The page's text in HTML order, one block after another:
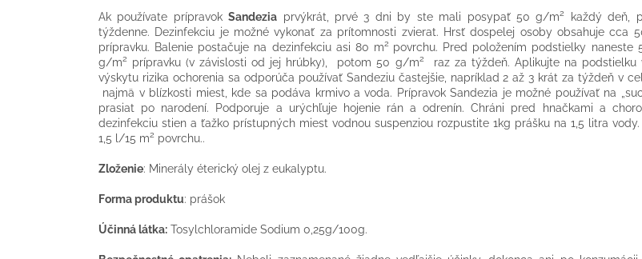
Ak používate prípravokSandezia prvýkrát, prvé 3 dni by ste mali posypať 50 g/m2
každý deň,
týždenne. Dezinfekciu je možné vykonať za prítomnosti zvierat. Hrsť dospelej osoby obsahuje cca
prípravku. Balenie postačuje na dezinfekciu asi 80 m2 povrchu. Pred položením podstielky naneste
g/m2 prípravku (v závislosti od jej hrúbky), potom 50 g/m2raz za týždeň. Aplikujte na podstielku
výskytu rizika ochorenia sa odporúča používať Sandeziu častejšie, napríklad 2 až 3 krát za týždeň v
najmä v blízkosti miest, kde sa podáva krmivo a voda. Prípravok Sandezia je možné používať na
prasiat po narodení. Podporuje a urýchľuje hojenie rán a odrenín. Chráni pred hnačkami a
dezinfekciu stien a ťažko prístupných miest vodnou suspenziou rozpustite 1kg prášku na 1,5 litra
1,5 l/15 m2 povrchu..
Zloženie: Minerály éterický olej z eukalyptu.
Forma produktu: prášok
Účinná látka: Tosylchloramide Sodium 0,25g/100g.